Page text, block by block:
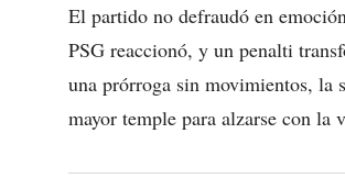
El partido no defraudó en
PSG reaccionó, y un penalti
una prórroga sin movimientos, la
mayor temple para alzarse con la